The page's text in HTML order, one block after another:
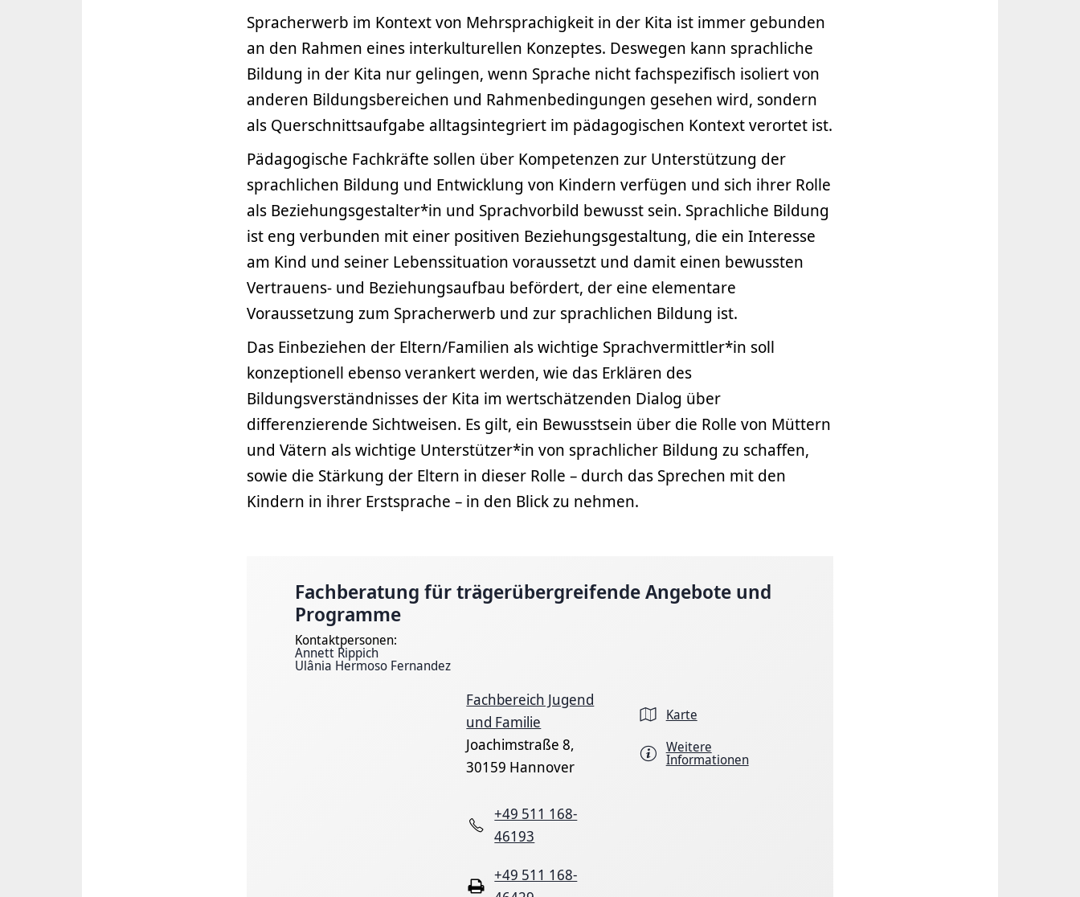
Spracherwerb im Kontext von Mehrsprachigkeit in der Kita ist immer gebunden
an den Rahmen eines interkulturellen Konzeptes. Deswegen kann sprachliche
Bildung in der Kita nur gelingen, wenn Sprache nicht fachspezifisch isoliert von
anderen Bildungsbereichen und Rahmenbedingungen gesehen wird, sondern
als Querschnittsaufgabe alltagsintegriert im pädagogischen Kontext verortet ist.
Pädagogische Fachkräfte sollen über Kompetenzen zur Unterstützung der
sprachlichen Bildung und Entwicklung von Kindern verfügen und sich ihrer Rolle
als Beziehungsgestalter*in und Sprachvorbild bewusst sein. Sprachliche Bildung
ist eng verbunden mit einer positiven Beziehungsgestaltung, die ein Interesse
am Kind und seiner Lebenssituation voraussetzt und damit einen bewussten
Vertrauens- und Beziehungsaufbau befördert, der eine elementare
Voraussetzung zum Spracherwerb und zur sprachlichen Bildung ist.
Das Einbeziehen der Eltern/Familien als wichtige Sprachvermittler*in soll
konzeptionell ebenso verankert werden, wie das Erklären des
Bildungsverständnisses der Kita im wertschätzenden Dialog über
differenzierende Sichtweisen. Es gilt, ein Bewusstsein über die Rolle von Müttern
und Vätern als wichtige Unterstützer*in von sprachlicher Bildung zu schaffen,
sowie die Stärkung der Eltern in dieser Rolle – durch das Sprechen mit den
Kindern in ihrer Erstsprache – in den Blick zu nehmen.
Fachberatung für trägerübergreifende Angebote und
Programme
Kontaktpersonen:
Annett Rippich
Ulânia Hermoso Fernandez
Fachbereich Jugend
und Familie
Joachimstraße 8,
30159 Hannover
+49 511 168-
46193
+49 511 168-
Karte
Weitere
Informationen